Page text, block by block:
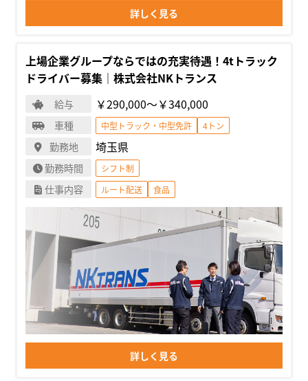
詳しく見る
上場企業グループならではの充実待遇！4tトラック
ドライバー募集｜株式会社NKトランス
給与 ￥290,000〜￥340,000
車種 中型トラック・中型免許 4トン
勤務地 埼玉県
勤務時間 シフト制
仕事内容 ルート配送 食品
詳しく見る